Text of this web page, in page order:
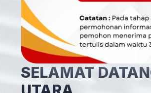
SELAMAT